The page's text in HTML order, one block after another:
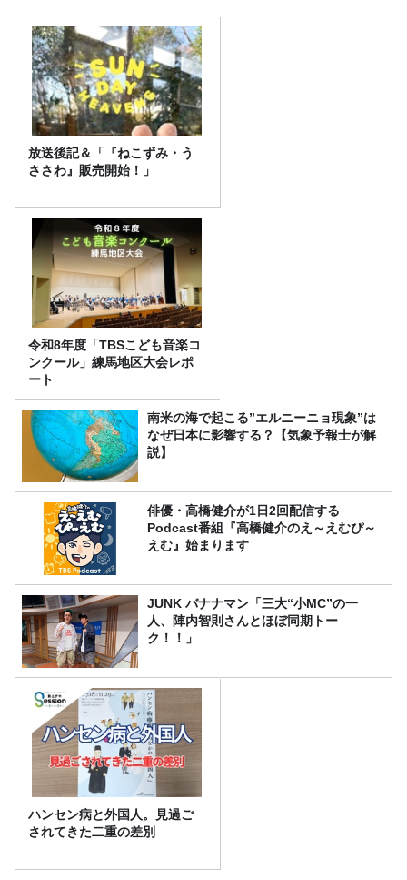
放送後記＆「『ねこずみ・う
ささわ』販売開始！」
令和8年度「TBSこども音楽コ
ンクール」練馬地区大会レポ
ート
南米の海で起こる”エルニーニョ現象”は
なぜ日本に影響する？【気象予報士が解
説】
俳優・高橋健介が1日2回配信する
Podcast番組『高橋健介のえ～えむぴ～
えむ』始まります
JUNK バナナマン「三大“小MC”の一
人、陣内智則さんとほぼ同期トー
ク！！」
ハンセン病と外国人。見過ご
されてきた二重の差別